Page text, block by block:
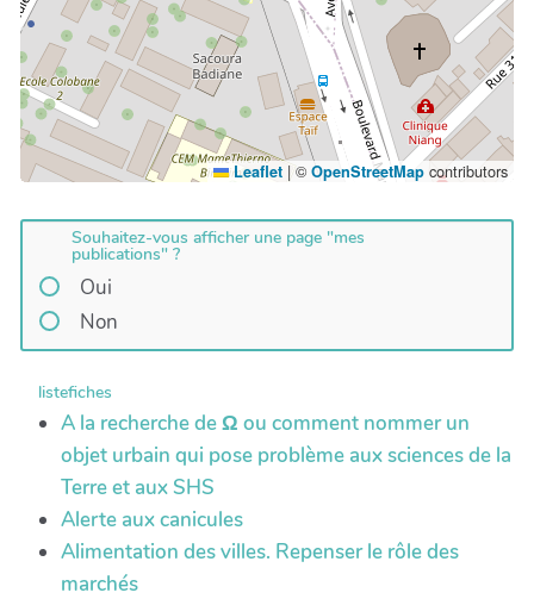
Leaflet | © OpenStreetMap contributors
Souhaitez-vous afficher une page "mes
publications" ?
Oui
Non
listefiches
A la recherche de Ω ou comment nommer un
objet urbain qui pose problème aux sciences de la
Terre et aux SHS
Alerte aux canicules
Alimentation des villes. Repenser le rôle des
marchés